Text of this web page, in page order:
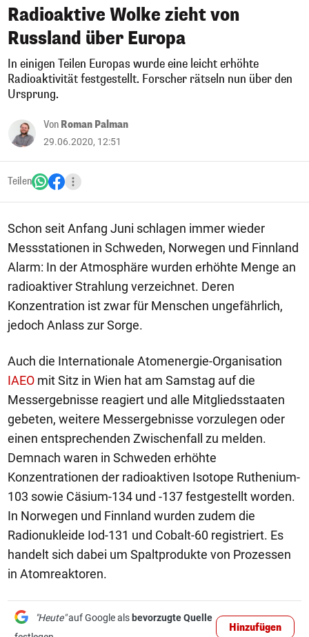
Radioaktive Wolke zieht von
Russland über Europa
In einigen Teilen Europas wurde eine leicht erhöhte
Radioaktivität festgestellt. Forscher rätseln nun über den
Ursprung.
Von Roman Palman
29.06.2020, 12:51
Teilen
Schon seit Anfang Juni schlagen immer wieder
Messstationen in Schweden, Norwegen und Finnland
Alarm: In der Atmosphäre wurden erhöhte Menge an
radioaktiver Strahlung verzeichnet. Deren
Konzentration ist zwar für Menschen ungefährlich,
jedoch Anlass zur Sorge.
Auch die Internationale Atomenergie-Organisation
IAEO mit Sitz in Wien hat am Samstag auf die
Messergebnisse reagiert und alle Mitgliedsstaaten
gebeten, weitere Messergebnisse vorzulegen oder
einen entsprechenden Zwischenfall zu melden.
Demnach waren in Schweden erhöhte
Konzentrationen der radioaktiven Isotope Ruthenium-
103 sowie Cäsium-134 und -137 festgestellt worden.
In Norwegen und Finnland wurden zudem die
Radionukleide Iod-131 und Cobalt-60 registriert. Es
handelt sich dabei um Spaltprodukte von Prozessen
in Atomreaktoren.
"Heute"auf Google als bevorzugte Quelle
Hinzufügen